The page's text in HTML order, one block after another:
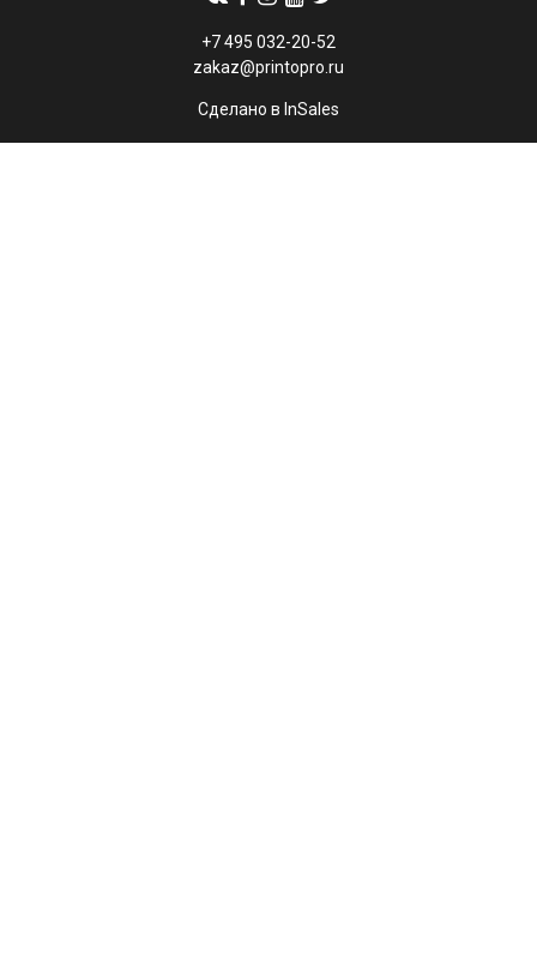
+7 495 032-20-52
zakaz@printopro.ru
Сделано в InSales